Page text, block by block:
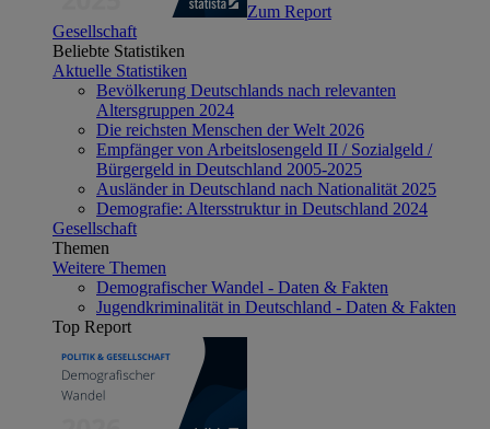
Zum Report
Gesellschaft
Beliebte Statistiken
Aktuelle Statistiken
Bevölkerung Deutschlands nach relevanten
Altersgruppen 2024
Die reichsten Menschen der Welt 2026
Empfänger von Arbeitslosengeld II / Sozialgeld /
Bürgergeld in Deutschland 2005-2025
Ausländer in Deutschland nach Nationalität 2025
Demografie: Altersstruktur in Deutschland 2024
Gesellschaft
Themen
Weitere Themen
Demografischer Wandel - Daten & Fakten
Jugendkriminalität in Deutschland - Daten & Fakten
Top Report